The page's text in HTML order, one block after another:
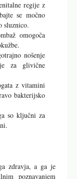
iz nožnice
znaki, ki bi vas
postal
je lahko znak
lahko kažejo
postane zelo
pomena za
za pravilno